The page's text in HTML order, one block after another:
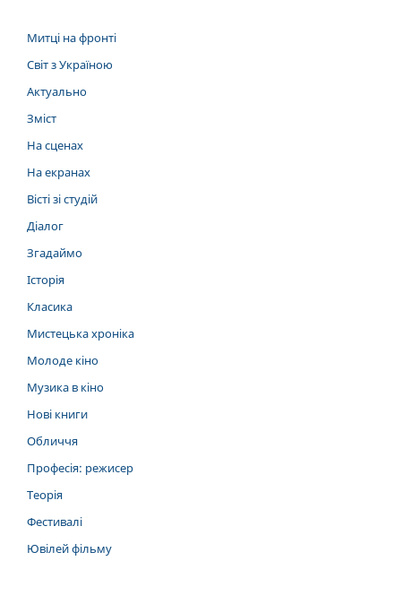
Митці на фронті
Світ з Україною
Актуально
Зміст
На сценах
На екранах
Вісті зі студій
Діалог
Згадаймо
Історія
Класика
Мистецька хроніка
Молоде кіно
Музика в кіно
Нові книги
Обличчя
Професія: режисер
Теорія
Фестивалі
Ювілей фільму